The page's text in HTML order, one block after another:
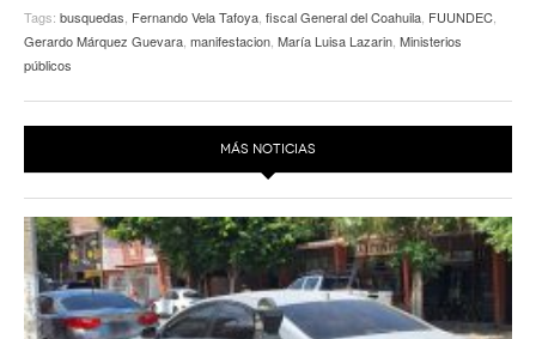
Tags: busquedas Fernando Vela Tafoya fiscal General del Coahuila FUUNDEC
Gerardo Márquez Guevara manifestacion María Luisa Lazarin Ministerios
públicos
MÁS NOTICIAS